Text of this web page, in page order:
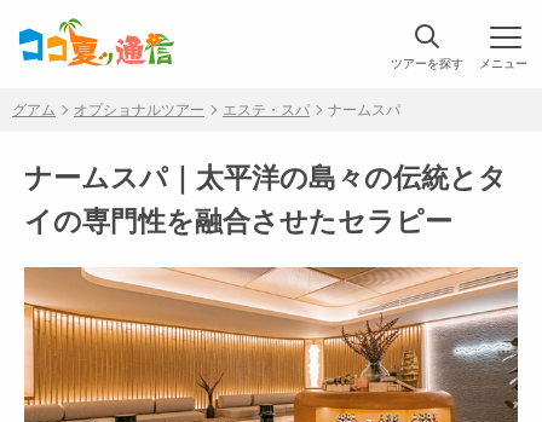
ツアーを探す
グアム オプショナルツアー エステ・スパ ナームスパ
ナームスパ｜太平洋の島々の伝統とタ
イの専門性を融合させたセラピー
メニュー